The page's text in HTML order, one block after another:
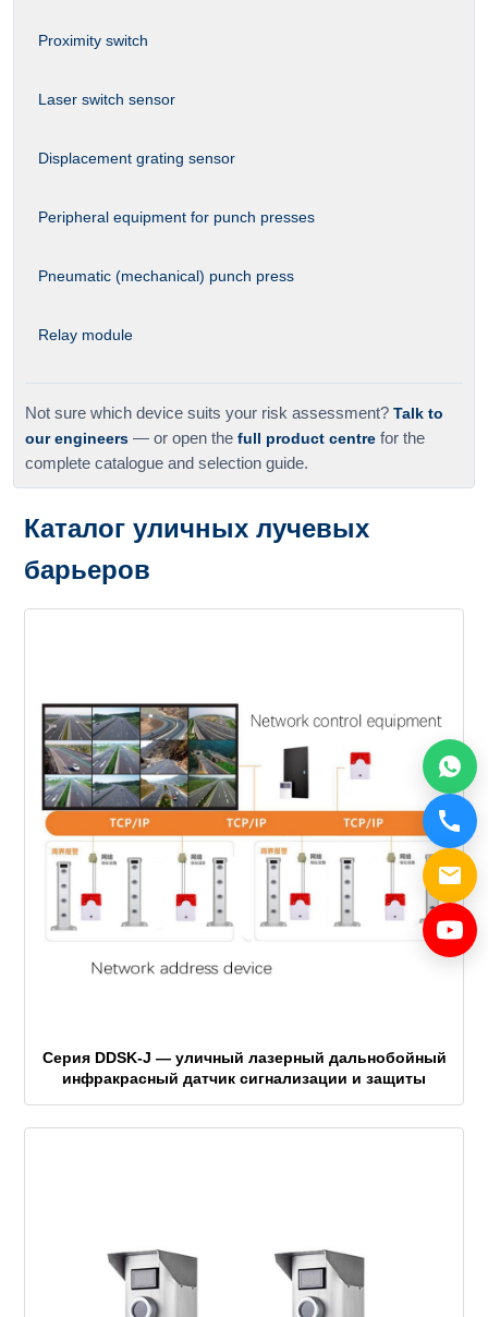
Proximity switch
Laser switch sensor
Displacement grating sensor
Peripheral equipment for punch presses
Pneumatic (mechanical) punch press
Relay module
Not sure which device suits your risk assessment? Talk to
our engineers — or open the full product centre for the
complete catalogue and selection guide.
Каталог уличных лучевых
барьеров
Серия DDSK-J — уличный лазерный дальнобойный
инфракрасный датчик сигнализации и защиты